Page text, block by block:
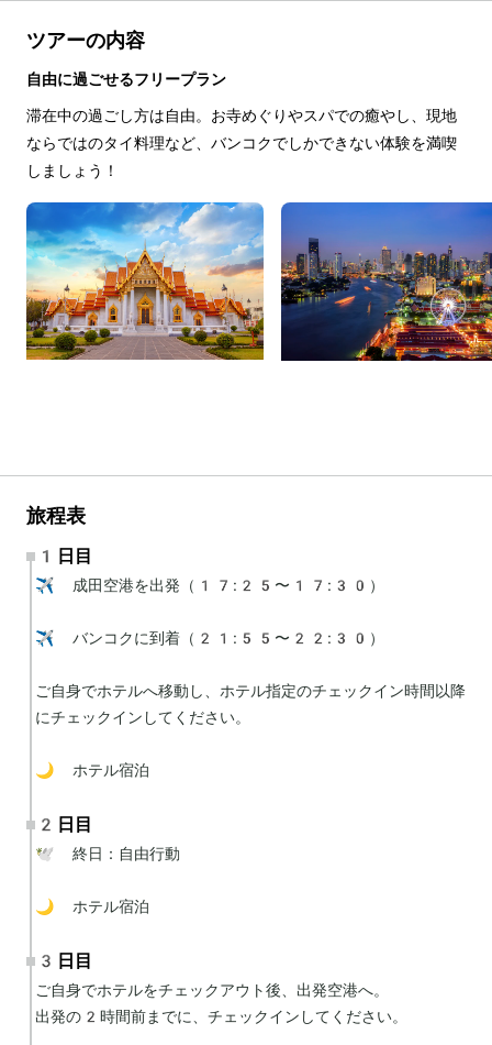
ツアーの内容
自由に過ごせるフリープラン
滞在中の過ごし方は自由。お寺めぐりやスパでの癒やし、現地
ならではのタイ料理など、バンコクでしかできない体験を満喫
しましょう！
旅程表
1日目
✈️ 成田空港を出発（17:25〜17:30）
✈️ バンコクに到着（21:55〜22:30）
ご自身でホテルへ移動し、ホテル指定のチェックイン時間以降
にチェックインしてください。
🌙 ホテル宿泊
2日目
🕊 終日：自由行動
🌙 ホテル宿泊
3日目
ご自身でホテルをチェックアウト後、出発空港へ。
出発の2時間前までに、チェックインしてください。